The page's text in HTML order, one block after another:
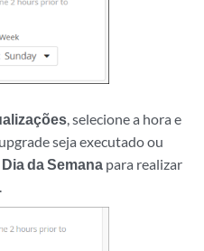
, selecione a hora e
seja executado ou
Dia da Semana para realizar